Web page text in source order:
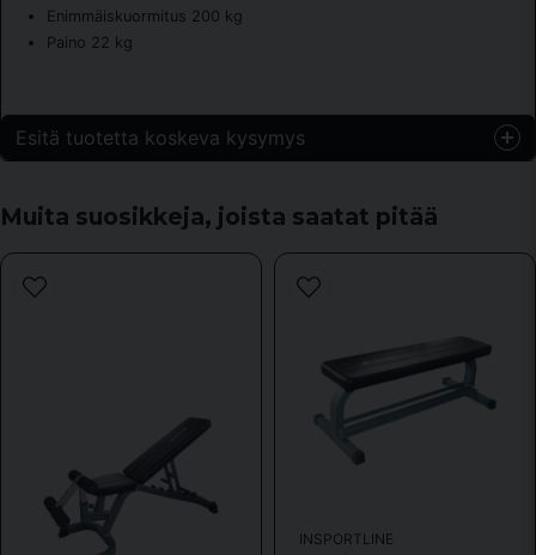
Enimmäiskuormitus 200 kg
Paino 22 kg
Esitä tuotetta koskeva kysymys
Kysy meiltä jotain tästä tuotteesta...
Sähköpostiosoite
Kyllä, voitte julkaista kysymykseni.
Muita suosikkeja, joista saatat pitää
INSPORTLINE